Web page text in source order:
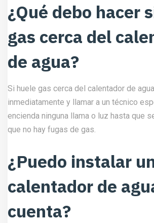
¿Qué debo hacer
gas cerca del
de agua?
Si huele gas cerca del calentador de
inmediatamente y llamar a un técnico
encienda ninguna llama o luz hasta que
que no hay fugas de gas.
¿Puedo instalar
calentador de
cuenta?